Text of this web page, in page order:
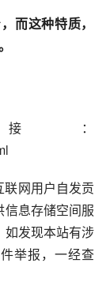
而这种特质，
：
网用户自发贡
息存储空间服
如发现本站有涉
举报，一经查